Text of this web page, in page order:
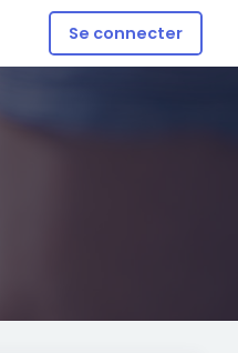
Se connecter